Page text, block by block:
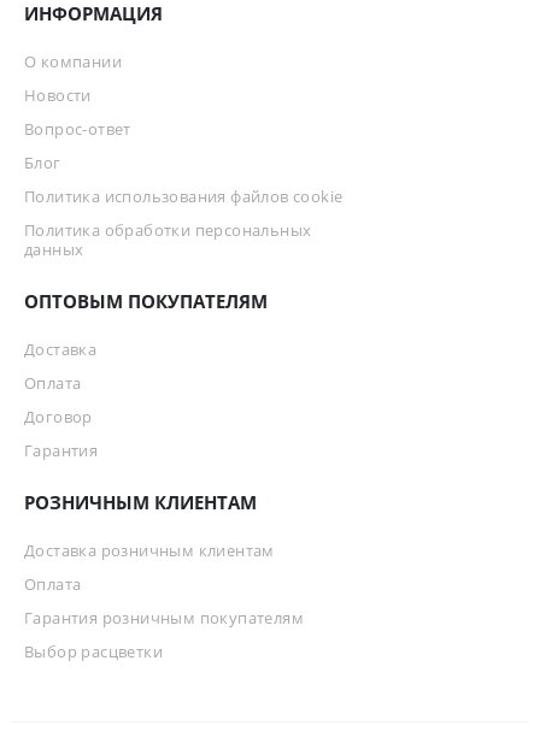
ИНФОРМАЦИЯ
О компании
Новости
Вопрос-ответ
Блог
Политика использования файлов cookie
Политика обработки персональных
данных
ОПТОВЫМ ПОКУПАТЕЛЯМ
Доставка
Оплата
Договор
Гарантия
РОЗНИЧНЫМ КЛИЕНТАМ
Доставка розничным клиентам
Оплата
Гарантия розничным покупателям
Выбор расцветки